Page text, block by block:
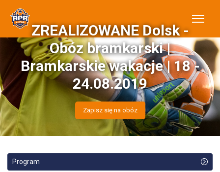
ZREALIZOWANE Dolsk -
Obóz bramkarski |
Bramkarskie wakacje | 18 -
24.08.2019
Zapisz się na obóz
Program